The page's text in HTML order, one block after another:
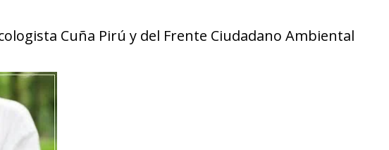
Cuña Pirú y del Frente Ciudadano Ambiental